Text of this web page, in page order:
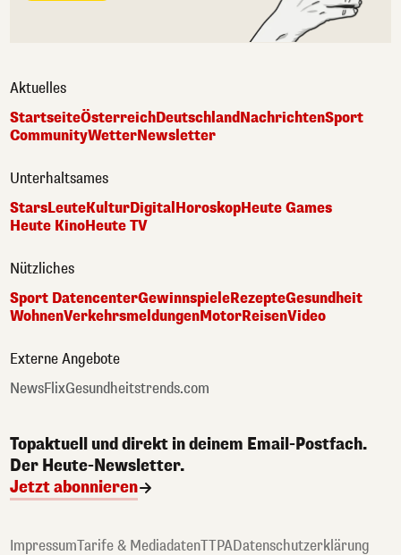
Aktuelles
StartseiteÖsterreichDeutschlandNachrichtenSport
CommunityWetterNewsletter
Unterhaltsames
StarsLeuteKulturDigital HoroskopHeute Games
Heute KinoHeute TV
Nützliches
Sport DatencenterGewinnspieleRezepteGesundheit
WohnenVerkehrsmeldungenMotorReisenVideo
Externe Angebote
NewsFlixGesundheitstrends.com
Topaktuell und direkt in deinem Email-Postfach.
Der Heute-Newsletter.
Jetzt abonnieren
ImpressumTarife & MediadatenTTPADatenschutzerklärung